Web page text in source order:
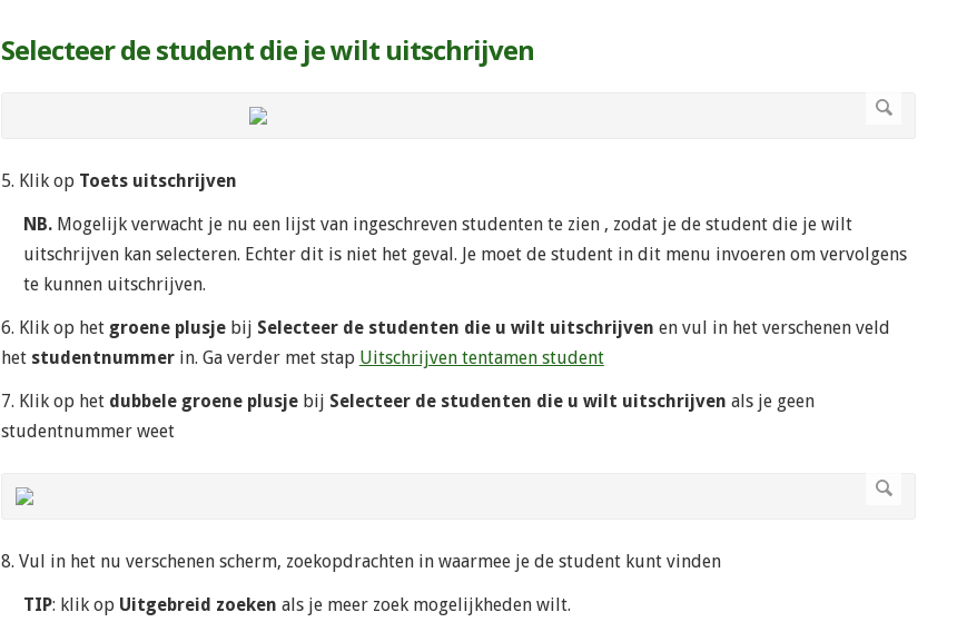
Selecteer de student die je wilt uitschrijven
5. Klik op Toets uitschrijven
NB. Mogelijk verwacht je nu een lijst van ingeschreven studenten te zien , zodat je de student die je wilt
uitschrijven kan selecteren. Echter dit is niet het geval. Je moet de student in dit menu invoeren om vervolgens
te kunnen uitschrijven.
6. Klik op het groene plusjebij Selecteer de studenten die u wilt uitschrijven en vul in het verschenen veld
het studentnummerin. Ga verder met stap Uitschrijven tentamen student
7. Klik op het dubbele groene plusjebij Selecteer de studenten die u wilt uitschrijven als je geen
studentnummer weet
8. Vul in het nu verschenen scherm, zoekopdrachten in waarmee je de student kunt vinden
TIP: klik op Uitgebreid zoeken als je meer zoek mogelijkheden wilt.